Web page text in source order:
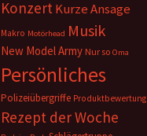
KonzertKurze Ansage
Makro Motörhead Musik
New Model Army Nur so Oma
Persönliches
Polizeiübergriffe Produktbewertung
Rezept der Woche